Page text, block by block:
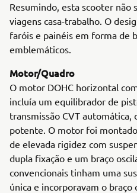
Resumindo, esta scooter não
viagens casa-trabalho. O
faróis e painéis em forma de
emblemáticos.
Motor/Quadro
O motor DOHC horizontal
incluía um equilibrador de
transmissão CVT automática,
potente. O motor foi
de elevada rigidez com
dupla fixação e um braço
convencionais tinham uma
única e incorporavam o